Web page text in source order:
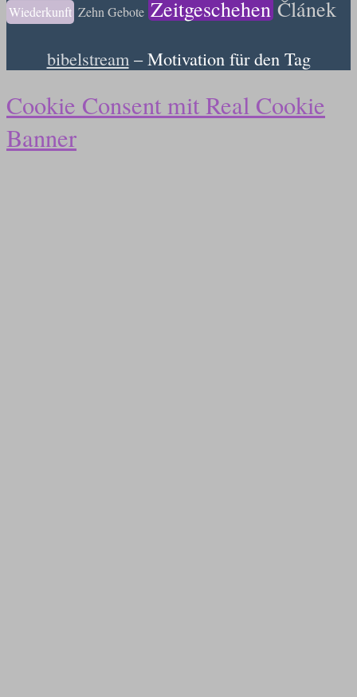
Wiederkunft Zehn Gebote Zeitgeschehen Článek
bibelstream– Motivation für den Tag
Cookie Consent mit Real Cookie
Banner